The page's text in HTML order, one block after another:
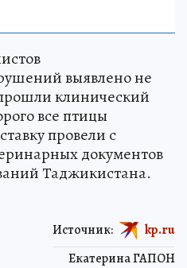
выявлено не
клинический
все птицы
провели с
документов
Таджикистана.
Екатерина ГАПОН
Источник: kp.ru